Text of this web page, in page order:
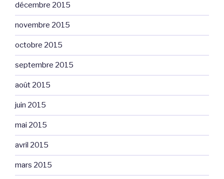
décembre 2015
novembre 2015
octobre 2015
septembre 2015
août 2015
juin 2015
mai 2015
avril 2015
mars 2015